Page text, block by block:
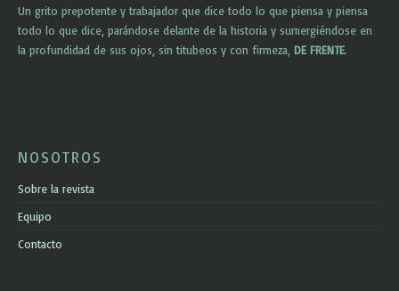
Un grito prepotente y trabajador que dice todo lo que piensa y piensa
todo lo que dice, parándose delante de la historia y sumergiéndose en
la profundidad de sus ojos, sin titubeos y con firmeza, DE FRENTE.
NOSOTROS
Sobre la revista
Equipo
Contacto